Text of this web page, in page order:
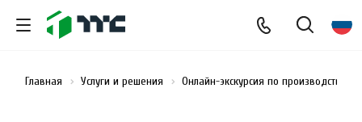
Главная Услуги и решения Онлайн-экскурсия по производству